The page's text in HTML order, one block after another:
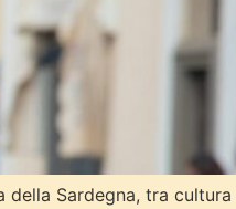
Sardegna, tra